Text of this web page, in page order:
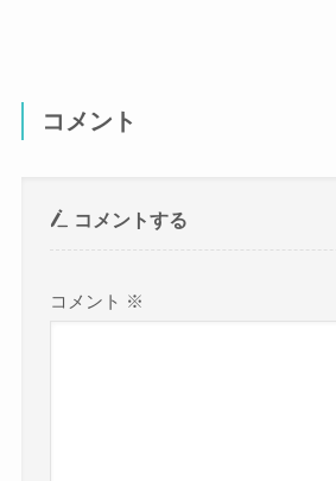
コメント
コメントする
コメント ※